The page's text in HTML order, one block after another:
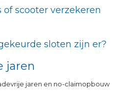
scooter verzekeren
sloten zijn er?
jaren
jaren en no-claimopbouw